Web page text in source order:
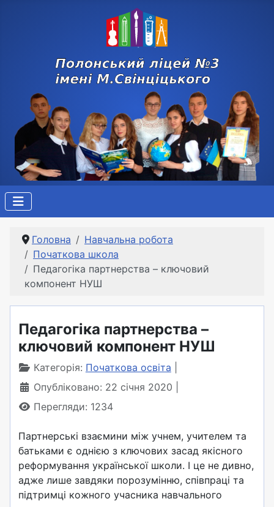
Головна
Навчальна робота
Початкова школа
Педагогіка партнерства – ключовий
компонент НУШ
Педагогіка партнерства –
ключовий компонент НУШ
Категорія: Початкова освіта
Опубліковано: 22 січня 2020
Перегляди: 1234
Партнерські взаємини між учнем, учителем та
батьками є однією з ключових засад якісного
реформування української школи. І це не дивно,
адже лише завдяки порозумінню, співпраці та
підтримці кожного учасника навчального